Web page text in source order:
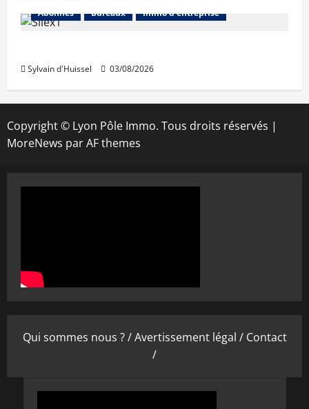
Abonnés
Bureaux Immo d'entreprise
Sylvain d'Huissel 03/08/2026
Copyright © Lyon Pôle Immo. Tous droits réservés |
MoreNews par AF themes
Qui sommes nous ? /Avertissement légal / Contact
/